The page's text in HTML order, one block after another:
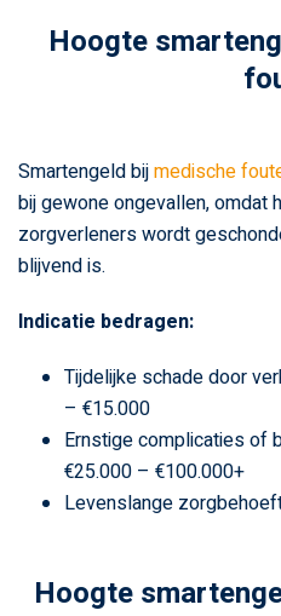
Hoogte
Smartengeld bijmedische
bij gewone ongevallen, omdat
zorgverleners wordt
blijvend is.
Indicatie bedragen:
Tijdelijke schade door
– €15.000
Ernstige complicaties of
€25.000 – €100.000+
Levenslange
Hoogte